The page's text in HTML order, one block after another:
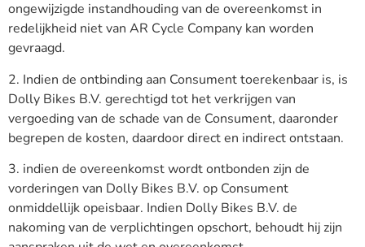
ongewijzigde instandhouding van de overeenkomst in
redelijkheid niet van AR Cycle Company kan worden
gevraagd.
2. Indien de ontbinding aan Consument toerekenbaar is, is
Dolly Bikes B.V. gerechtigd tot het verkrijgen van
vergoeding van de schade van de Consument, daaronder
begrepen de kosten, daardoor direct en indirect ontstaan.
3. indien de overeenkomst wordt ontbonden zijn de
vorderingen van Dolly Bikes B.V. op Consument
onmiddellijk opeisbaar. Indien Dolly Bikes B.V. de
nakoming van de verplichtingen opschort, behoudt hij zijn